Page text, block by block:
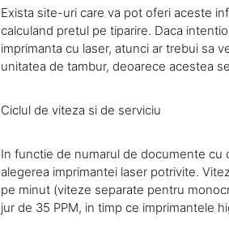
Exista site-uri care va pot oferi aceste
calculand pretul pe tiparire. Daca
imprimanta cu laser, atunci ar trebui sa
unitatea de tambur, deoarece acestea
Ciclul de viteza si de serviciu
In functie de numarul de documente cu
alegerea imprimantei laser potrivite.
pe minut (viteze separate pentru
jur de 35 PPM, in timp ce imprimantele